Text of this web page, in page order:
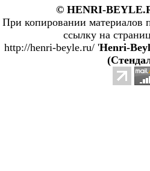
© HENRI-
При копировании материалов
ссылку на
http://henri-beyle.ru/ 'Henri-